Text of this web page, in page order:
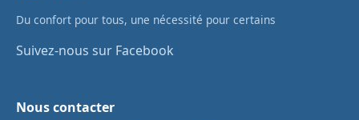
Du confort pour tous, une nécessité pour certains
Suivez-nous sur Facebook
Nous contacter